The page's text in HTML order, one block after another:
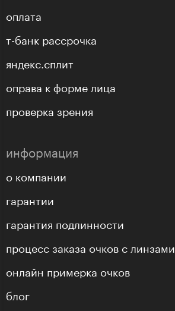
оплата
т-банк рассрочка
яндекс.сплит
оправа к форме лица
проверка зрения
информация
о компании
гарантии
гарантия подлинности
процесс заказа очков с линзами
онлайн примерка очков
блог